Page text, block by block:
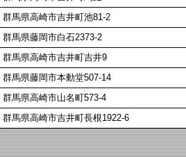
群馬県高崎市吉井町池81-2
群馬県藤岡市白石2373-2
群馬県高崎市吉井町吉井9
群馬県藤岡市本動堂507-14
群馬県高崎市山名町573-4
群馬県高崎市吉井町長根1922-6